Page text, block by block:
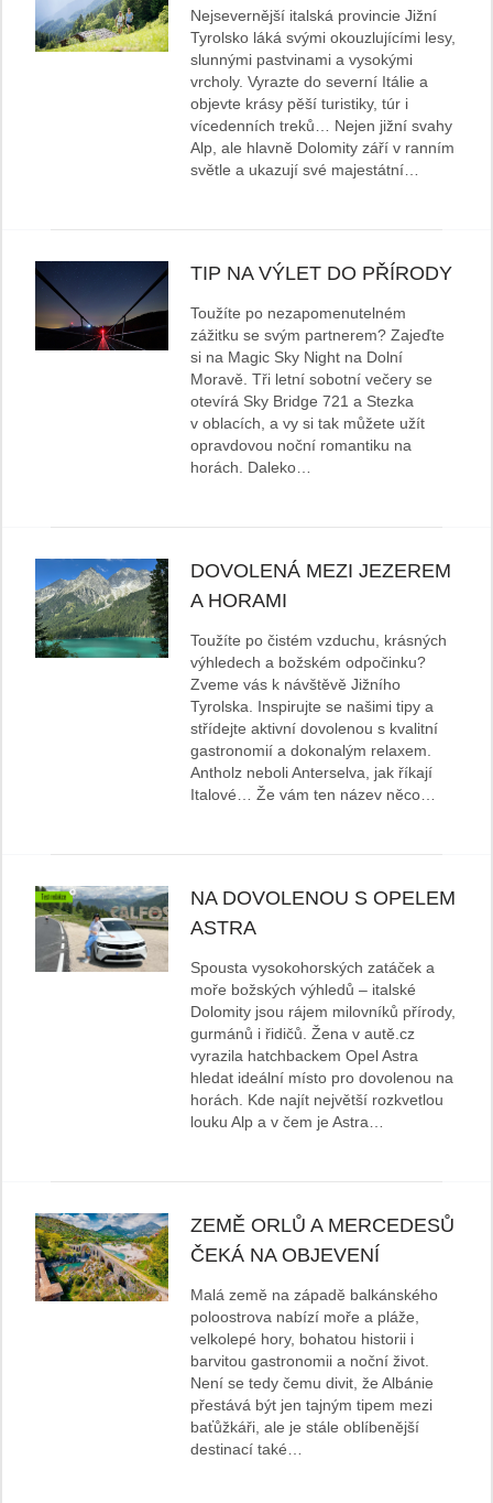
Nejsevernější italská provincie Jižní
Tyrolsko láká svými okouzlujícími lesy,
slunnými pastvinami a vysokými
vrcholy. Vyrazte do severní Itálie a
objevte krásy pěší turistiky, túr i
vícedenních treků… Nejen jižní svahy
Alp, ale hlavně Dolomity září v ranním
světle a ukazují své majestátní…
TIP NA VÝLET DO PŘÍRODY
Toužíte po nezapomenutelném
zážitku se svým partnerem? Zajeďte
si na Magic Sky Night na Dolní
Moravě. Tři letní sobotní večery se
otevírá Sky Bridge 721 a Stezka
v oblacích, a vy si tak můžete užít
opravdovou noční romantiku na
horách. Daleko…
DOVOLENÁ MEZI JEZEREM
A HORAMI
Toužíte po čistém vzduchu, krásných
výhledech a božském odpočinku?
Zveme vás k návštěvě Jižního
Tyrolska. Inspirujte se našimi tipy a
střídejte aktivní dovolenou s kvalitní
gastronomií a dokonalým relaxem.
Antholz neboli Anterselva, jak říkají
Italové… Že vám ten název něco…
NA DOVOLENOU S OPELEM
ASTRA
Spousta vysokohorských zatáček a
moře božských výhledů – italské
Dolomity jsou rájem milovníků přírody,
gurmánů i řidičů. Žena v autě.cz
vyrazila hatchbackem Opel Astra
hledat ideální místo pro dovolenou na
horách. Kde najít největší rozkvetlou
louku Alp a v čem je Astra…
ZEMĚ ORLŮ A MERCEDESŮ
ČEKÁ NA OBJEVENÍ
Malá země na západě balkánského
poloostrova nabízí moře a pláže,
velkolepé hory, bohatou historii i
barvitou gastronomii a noční život.
Není se tedy čemu divit, že Albánie
přestává být jen tajným tipem mezi
baťůžkáři, ale je stále oblíbenější
destinací také…